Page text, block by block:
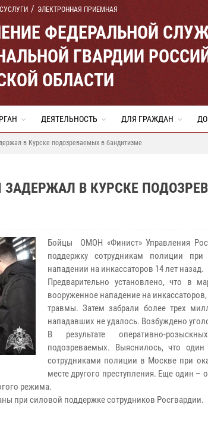
ЭЛЕКТРОННАЯ ПРИЕМНАЯ
ФЕДЕРАЛЬНОЙ
ГВАРДИИ
ОБЛАСТИ
ДЕЯТЕЛЬНОСТЬ ДЛЯ ГРАЖДАН
в Курске подозреваемых в бандитизме
ЗАДЕРЖАЛ В КУРСКЕ
Бойцы ОМОН «Финист» Управления
поддержку сотрудникам полиции
нападении на инкассаторов 14 лет назад.
Предварительно установлено, что в
вооруженное нападение на
травмы. Затем забрали более трех
нападавших не удалось. Возбуждено
В результате оперативно-
подозреваемых. Выяснилось, что
сотрудниками полиции в Москве при
месте другого преступления. Еще один –
режима.
при силовой поддержке сотрудников Росгвардии.